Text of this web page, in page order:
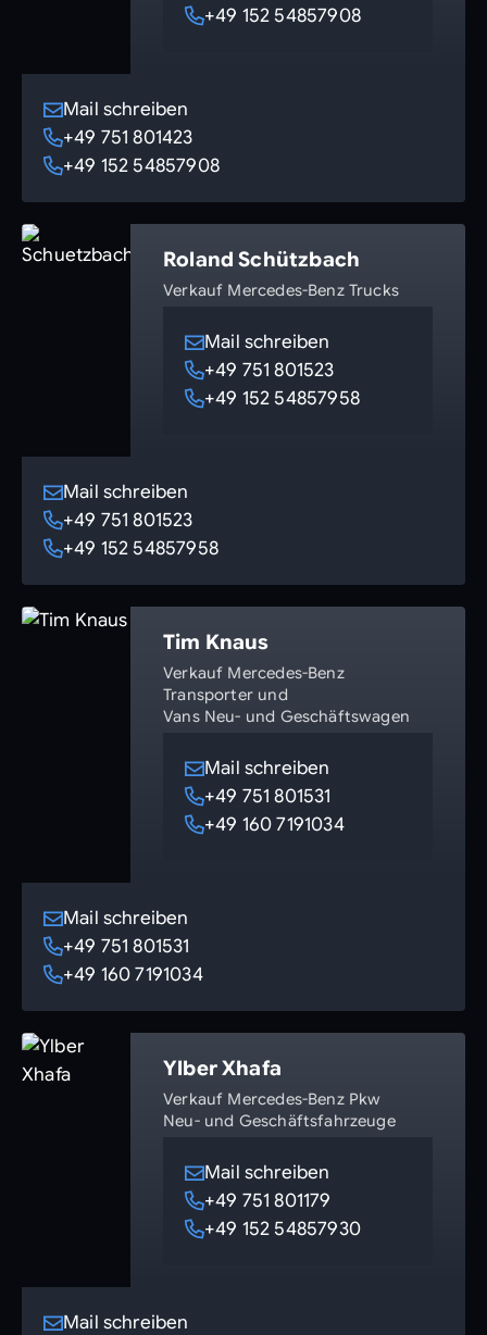
+49 152 54857908
Mail schreiben
+49 751 801423
+49 152 54857908
Roland Schützbach
Verkauf Mercedes-Benz Trucks
Mail schreiben
+49 751 801523
+49 152 54857958
Mail schreiben
+49 751 801523
+49 152 54857958
Tim Knaus
Verkauf Mercedes-Benz
Transporter und
Vans Neu- und Geschäftswagen
Mail schreiben
+49 751 801531
+49 160 7191034
Mail schreiben
+49 751 801531
+49 160 7191034
Ylber Xhafa
Verkauf Mercedes-Benz Pkw
Neu- und Geschäftsfahrzeuge
Mail schreiben
+49 751 801179
+49 152 54857930
Mail schreiben